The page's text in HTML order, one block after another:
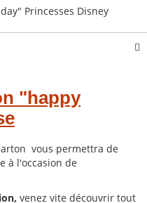
Princesses Disney
"happy
vous permettra de
à l'occasion de
venez vite découvrir tout